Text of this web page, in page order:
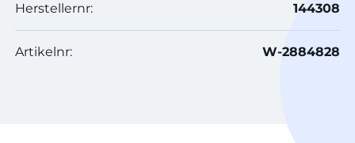
Herstellernr: 144308
Artikelnr: W-2884828